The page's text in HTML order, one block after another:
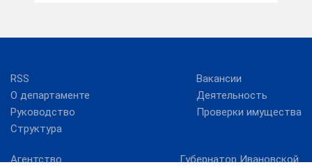
RSS
О департаменте
Руководство
Структура
Вакансии
Деятельность
Проверки имущества
Агентство
Губернатор Ивановской